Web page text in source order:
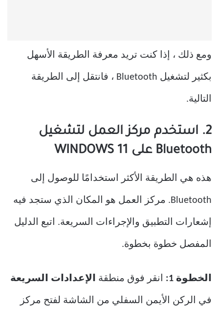
ومع ذلك ، إذا كنت تريد معرفة الطريقة الأسهل
بكثير لتشغيل Bluetooth ، فانتقل إلى الطريقة
التالية.
2. استخدم مركز العمل لتشغيل
Bluetooth على WINDOWS 11
هذه هي الطريقة الأكثر استخدامًا للوصول إلى
Bluetooth. مركز العمل هو المكان الذي ستجد فيه
إشعارات التطبيق والإجراءات السريعة. اتبع الدليل
المفصل خطوة بخطوة.
الخطوة 1: انقر فوق منطقة الإعدادات السريعة
في الركن الأيمن السفلي من الشاشة لفتح مركز